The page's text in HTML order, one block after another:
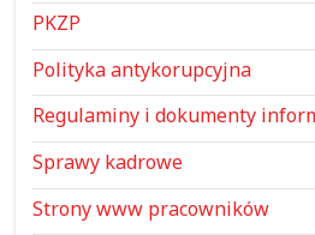
PKZP
Polityka antykorupcyjna
Regulaminy i dokumenty
Sprawy kadrowe
Strony www pracowników